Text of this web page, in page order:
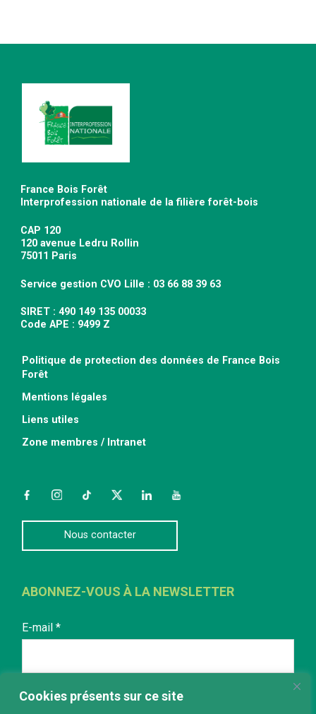
Cookies présents sur ce site
France Bois Forêt
Interprofession nationale de la filière forêt-bois
CAP 120
120 avenue Ledru Rollin
75011 Paris
Service gestion CVO Lille : 03 66 88 39 63
SIRET : 490 149 135 00033
Code APE : 9499 Z
Politique de protection des données de France Bois
Forêt
Mentions légales
Liens utiles
Zone membres / Intranet
FacebookInstagramTikTokTwitterLinkedInYouTube
Nous contacter
ABONNEZ-VOUS À LA NEWSLETTER
E-mail *